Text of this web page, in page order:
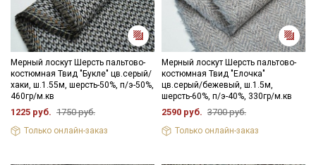
Мерный лоскут Шерсть пальтово-
костюмная Твид "Букле" цв.серый/
хаки, ш.1.55м, шерсть-50%, п/э-50%,
460гр/м.кв
1225 руб. 1750 руб.
Только онлайн-заказ
Мерный лоскут Шерсть пальтово-
костюмная Твид "Елочка"
цв.серый/бежевый, ш.1.5м,
шерсть-60%, п/э-40%, 330гр/м.кв
2590 руб. 3700 руб.
Только онлайн-заказ
ДаюСогласие на получение рекламных и
информационных рассылок